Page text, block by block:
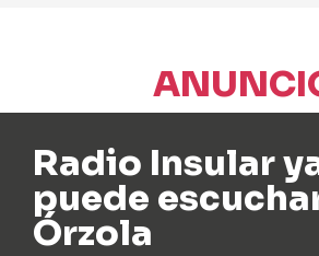
Radio Insular
puede
Órzola